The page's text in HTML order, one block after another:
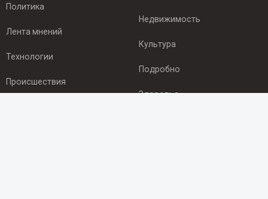
Политика
Лента мнений
Технологии
Происшествия
Недвижимость
Культура
Подробно
Здоровье